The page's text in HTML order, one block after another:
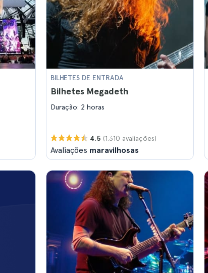
BILHETES DE ENTRADA
Bilhetes Megadeth
Duração: 2 horas
4.5 (1.310 avaliações)
Avaliações maravilhosas